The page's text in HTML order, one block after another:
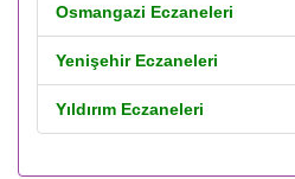
Osmangazi Eczaneleri
Yenişehir Eczaneleri
Yıldırım Eczaneleri